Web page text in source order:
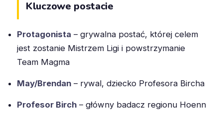
Kluczowe postacie
Protagonista – grywalna postać, której celem
jest zostanie Mistrzem Ligi i powstrzymanie
Team Magma
May/Brendan – rywal, dziecko Profesora Bircha
Profesor Birch – główny badacz regionu Hoenn